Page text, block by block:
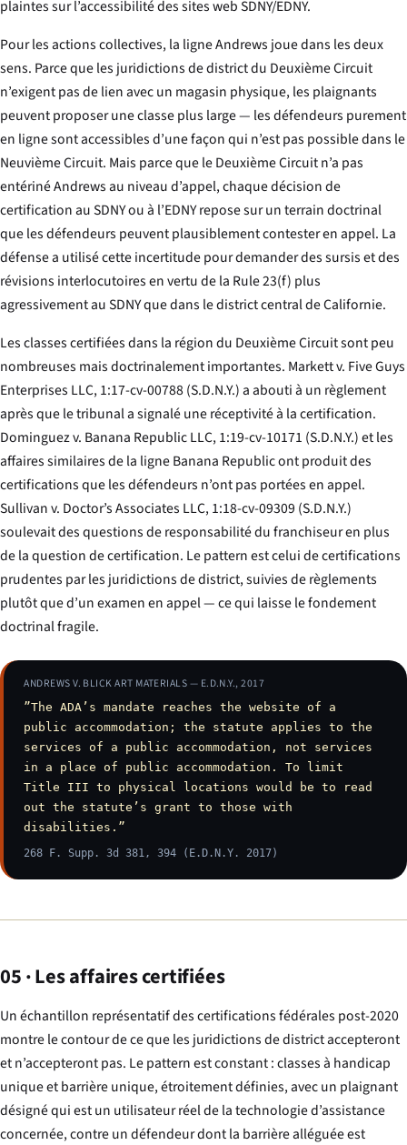
plaintes sur l’accessibilité des sites web SDNY/EDNY.
Pour les actions collectives, la ligneAndrews joue dans les deux
sens. Parce que les juridictions de district du Deuxième Circuit
n’exigent pas de lien avec un magasin physique, les plaignants
peuvent proposer une classe plus large — les défendeurs purement
en ligne sont accessibles d’une façon qui n’est pas possible dans le
Neuvième Circuit. Mais parce que le Deuxième Circuit n’a pas
entérinéAndrewsau niveau d’appel, chaque décision de
certification au SDNY ou à l’EDNY repose sur un terrain doctrinal
que les défendeurs peuvent plausiblement contester en appel. La
défense a utilisé cette incertitude pour demander des sursis et des
révisions interlocutoires en vertu de la Rule 23(f) plus
agressivement au SDNY que dans le district central de Californie.
Les classes certifiées dans la région du Deuxième Circuit sont peu
nombreuses mais doctrinalement importantes. Markett v. Five Guys
Enterprises LLC, 1:17-cv-00788 (S.D.N.Y.) a abouti à un règlement
après que le tribunal a signalé une réceptivité à la certification.
Dominguez v. Banana Republic LLC, 1:19-cv-10171 (S.D.N.Y.) et les
affaires similaires de la ligne Banana Republic ont produit des
certifications que les défendeurs n’ont pas portées en appel.
Sullivan v. Doctor’s Associates LLC, 1:18-cv-09309 (S.D.N.Y.)
soulevait des questions de responsabilité du franchiseur en plus
de la question de certification. Le pattern est celui de certifications
prudentes par les juridictions de district, suivies de règlements
plutôt que d’un examen en appel — ce qui laisse le fondement
doctrinal fragile.
ANDREWS V. BLICK ART MATERIALS — E.D.N.Y., 2017
”The ADA’s mandate reaches the website of a
public accommodation; the statute applies to the
services of a public accommodation, not services
in a place of public accommodation. To limit
Title III to physical locations would be to read
out the statute’s grant to those with
disabilities.”
268 F. Supp. 3d 381, 394 (E.D.N.Y. 2017)
05 · Les affaires certifiées
Un échantillon représentatif des certifications fédérales post-2020
montre le contour de ce que les juridictions de district accepteront
et n’accepteront pas. Le pattern est constant : classes à handicap
unique et barrière unique, étroitement définies, avec un plaignant
désigné qui est un utilisateur réel de la technologie d’assistance
concernée, contre un défendeur dont la barrière alléguée est